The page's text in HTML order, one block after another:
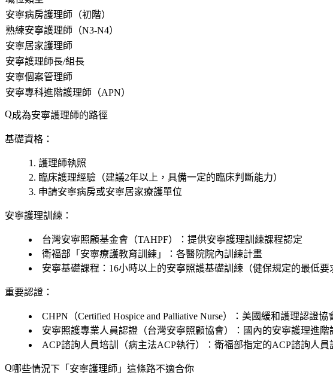
安寧病房護理師（初階）
熟練安寧護理師（N3-N4）
安寧居家護理師
安寧護理師長/組長
安寧個案管理師
安寧專科進階護理師（APN）
成為安寧護理師的路徑
基礎資格：
護理師執照
臨床護理經驗（建議2年以上，具備一定的臨床判斷能力）
申請安寧病房或安寧居家療護單位
安寧護理訓練：
台灣安寧照顧基金會（TAHPF）：提供安寧護理訓練課程認定
衛福部「安寧療護教育訓練」：各醫院院內訓練計畫
安寧基礎課程：16小時以上的安寧照護基礎訓練（健保規定的最低要
重要認證：
CHPN（Certified Hospice and Palliative Nurse）：美國緩和護理認證
安寧照護專業人員認證（台灣安寧照顧協會）：國內的安寧護理進階
ACP諮詢人員培訓（病主法ACP執行）：衛福部指定的ACP諮詢人員
哪些情況下「安寧護理師」這條路不適合你